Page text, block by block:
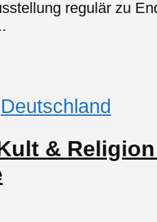
regulär zu
Deutschland
&